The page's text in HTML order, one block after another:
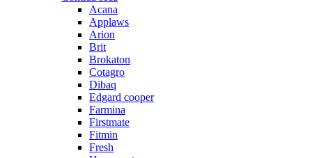
Acana
Applaws
Arion
Brit
Brokaton
Cotagro
Dibaq
Edgard cooper
Farmina
Firstmate
Fitmin
Fresh